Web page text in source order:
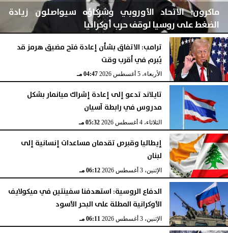
ماكرون: الاتحاد الأوروبي وشركاؤه سيواصلون زيادة
الضغط على روسيا لوقف حرب أوكرانيا
الأربعاء، 5 أغسطس 2026 04:48 مـ
ترامب: الاتفاق بشأن إعادة فتح مضيق هرمز قد
يُبرم في أقرب وقت
الأربعاء، 5 أغسطس 2026 04:47 مـ
تايلاند تدعو إلى إعادة إشراك ميانمار بشكل
مدروس في رابطة آسيان
الثلاثاء، 4 أغسطس 2026 05:32 مـ
إيطاليا وقبرص تقدمان مساعدات إنسانية إلى
لبنان
الإثنين، 3 أغسطس 2026 06:12 مـ
الدفاع الروسية: استهدفنا سفينتين في ميكولايف
الأوكرانية المطلة على البحر الأسود
الإثنين، 3 أغسطس 2026 06:11 مـ